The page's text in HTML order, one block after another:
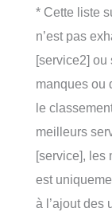
* Cette liste
n’est pas
[service2] ou
manques ou
le
meilleurs
[service], les
est
à l’ajout des